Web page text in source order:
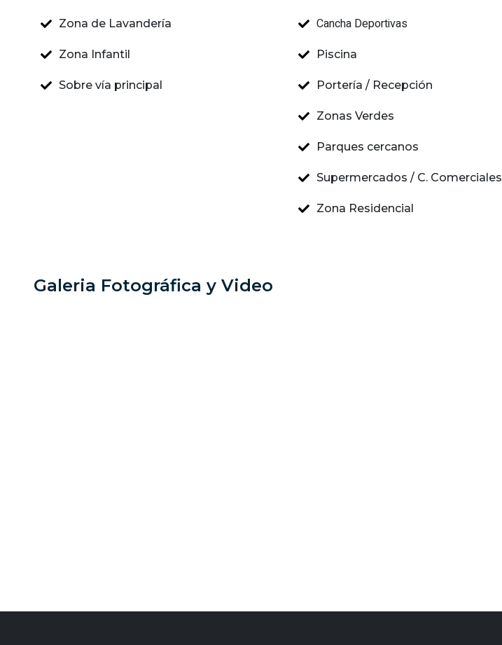
Zona de Lavandería
Zona Infantil
Sobre vía principal
Cancha Deportivas
Piscina
Portería / Recepción
Zonas Verdes
Parques cercanos
Supermercados / C. Comerciales
Zona Residencial
Galeria Fotográfica y Video